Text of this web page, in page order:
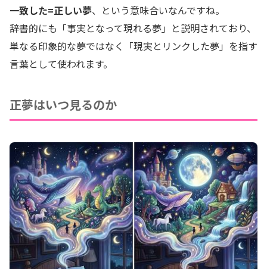
一致した=正しい夢、という意味合いなんですね。
辞書的にも「事実となって現れる夢」と説明されており、
単なる印象的な夢ではなく「現実とリンクした夢」を指す
言葉として使われます。
正夢はいつ見るのか